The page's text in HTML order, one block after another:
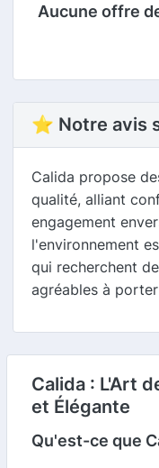
Aucune offre
⭐ Notre avis
Calida propose
qualité, alliant
engagement
l'environnement
qui recherchent
agréables à
Calida : L'Art
et Élégante
Qu'est-ce que